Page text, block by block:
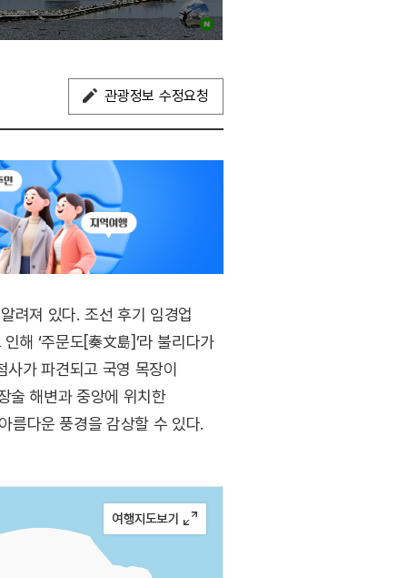
관광정보 수정요청
려져 있다. 조선 후기 임경업
해 ‘주문도[奏文島]’라 불리다가
가 파견되고 국영 목장이
술 해변과 중앙에 위치한
름다운 풍경을 감상할 수 있다.